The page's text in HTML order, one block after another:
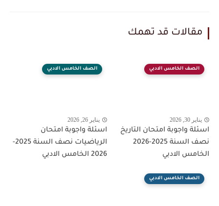
مقالات قد تهمك
الصف الخامس الادبي
يناير 30, 2026
اسئلة واجوبة امتحان التاريخ
نصف السنة 2025-2026
الخامس الادبي
الصف الخامس الادبي
يناير 26, 2026
اسئلة واجوبة امتحان
الرياضيات نصف السنة 2025-
2026 الخامس الادبي
الصف الخامس الادبي